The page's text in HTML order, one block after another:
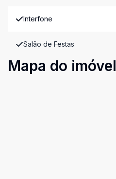
Interfone
Salão de Festas
Mapa do imóvel